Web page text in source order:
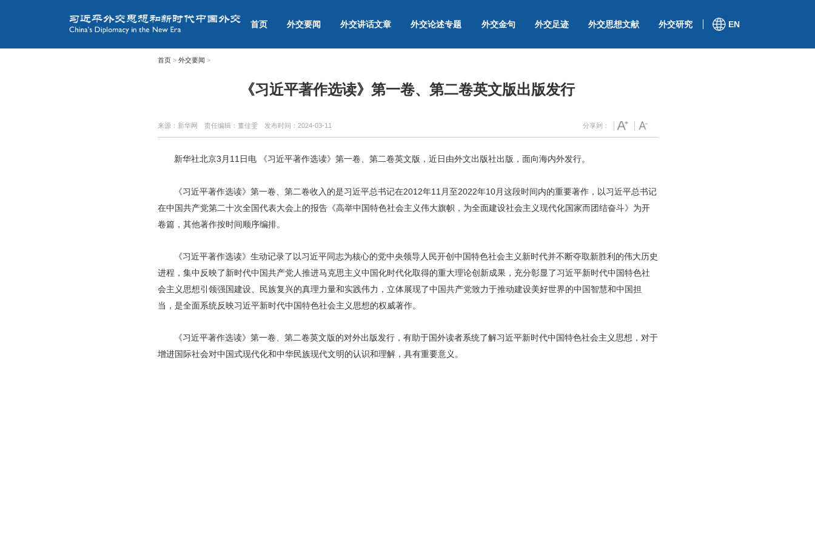
首页 外交要闻 外交讲话文章 外交论述专题 外交金句 外交足迹 外交思想文献 外交研究 EN
首页> 外交要闻 >
《习近平著作选读》第一卷、第二卷英文版出版发行
来源：新华网 责任编辑：董佳雯 发布时间： 2024-03-11 分享到：
新华社北京3月11日电 《习近平著作选读》第一卷、第二卷英文版，近日由外文出版社出版，面向海内外发行。
《习近平著作选读》第一卷、第二卷收入的是习近平总书记在2012年11月至2022年10月这段时间内的重要著作，以习近平总书记
在中国共产党第二十次全国代表大会上的报告《高举中国特色社会主义伟大旗帜，为全面建设社会主义现代化国家而团结奋斗》为开
卷篇，其他著作按时间顺序编排。
《习近平著作选读》生动记录了以习近平同志为核心的党中央领导人民开创中国特色社会主义新时代并不断夺取新胜利的伟大历史
进程，集中反映了新时代中国共产党人推进马克思主义中国化时代化取得的重大理论创新成果，充分彰显了习近平新时代中国特色社
会主义思想引领强国建设、民族复兴的真理力量和实践伟力，立体展现了中国共产党致力于推动建设美好世界的中国智慧和中国担
当，是全面系统反映习近平新时代中国特色社会主义思想的权威著作。
《习近平著作选读》第一卷、第二卷英文版的对外出版发行，有助于国外读者系统了解习近平新时代中国特色社会主义思想，对于
增进国际社会对中国式现代化和中华民族现代文明的认识和理解，具有重要意义。